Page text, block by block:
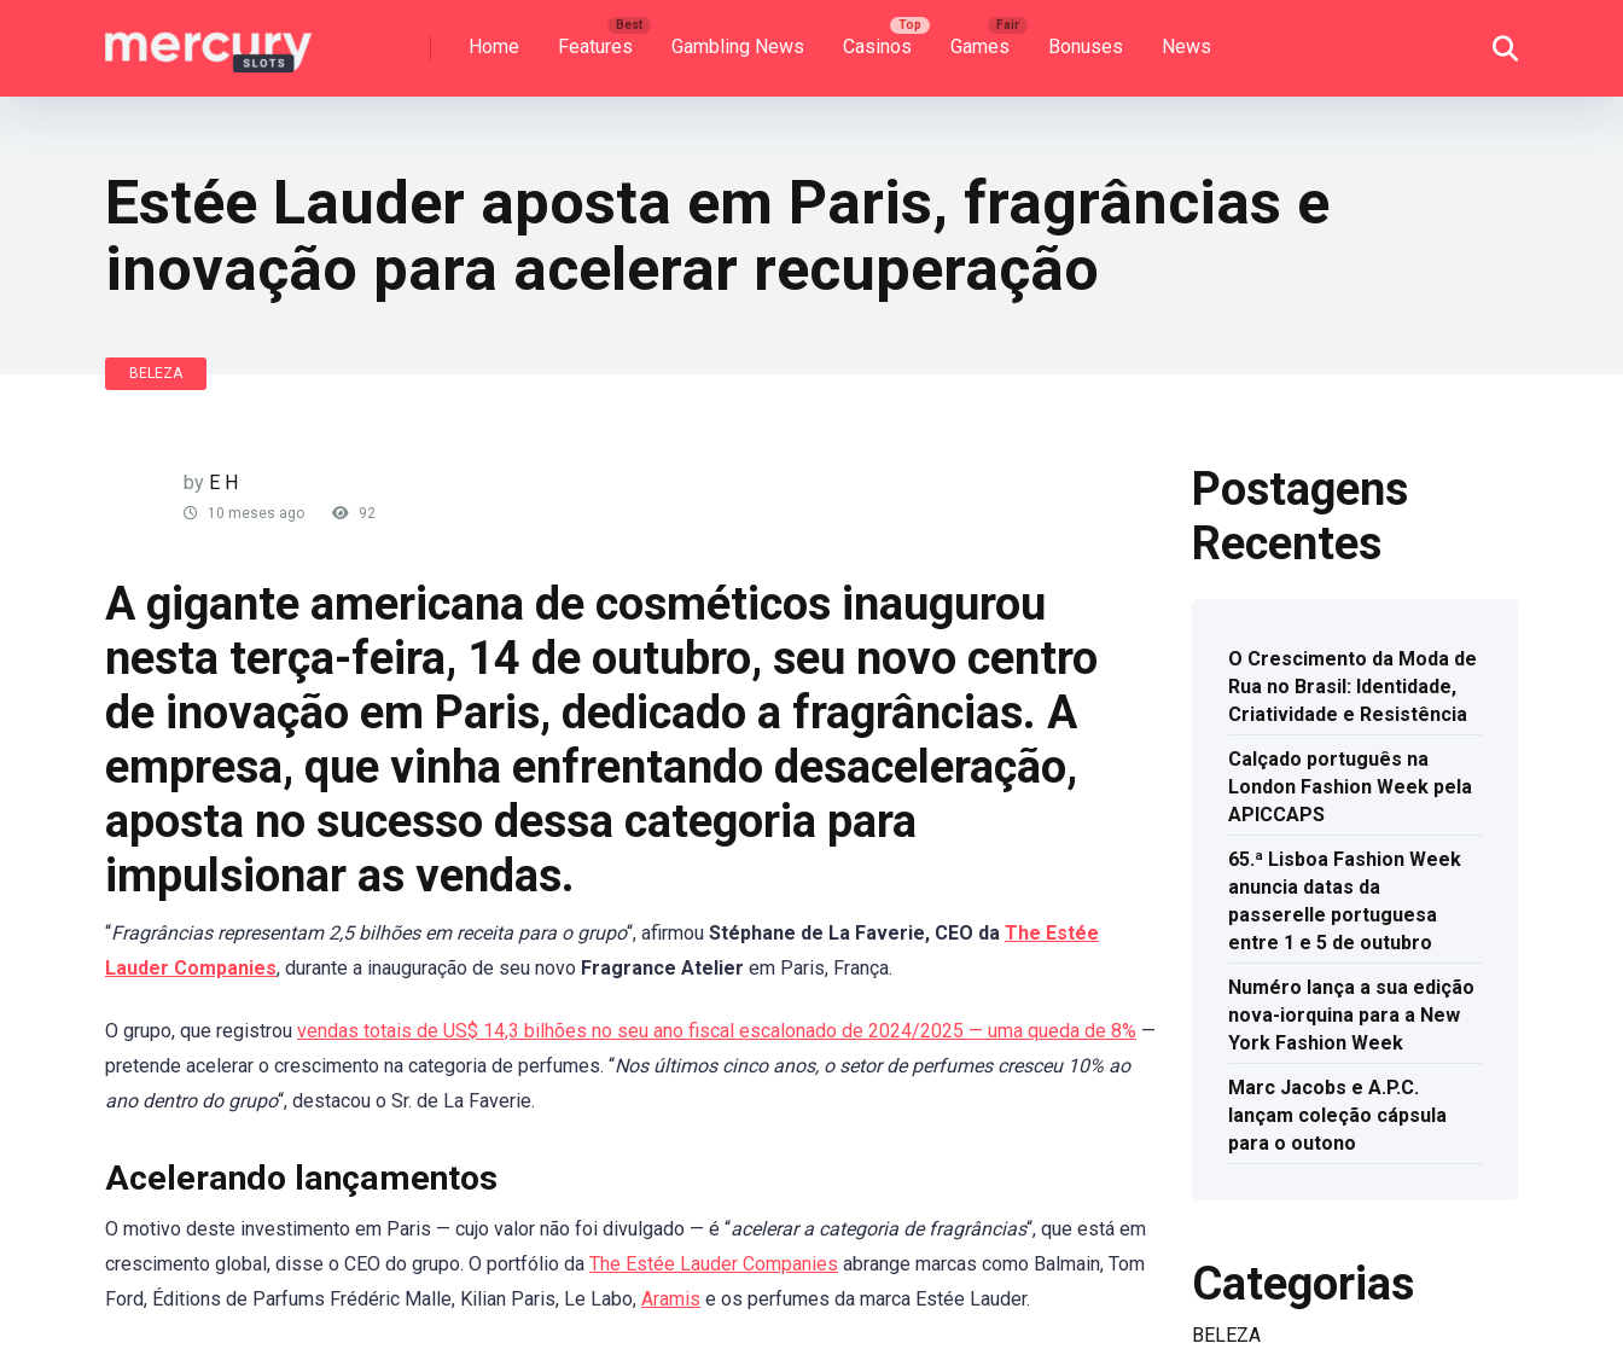
Home Features Gambling News Casinos Games Bonuses News
Estée Lauder aposta em Paris, fragrâncias e
inovação para acelerar recuperação
BELEZA
by E H
10 meses ago 92
A gigante americana de cosméticos inaugurou
nesta terça-feira, 14 de outubro, seu novo centro
de inovação em Paris, dedicado a fragrâncias. A
empresa, que vinha enfrentando desaceleração,
aposta no sucesso dessa categoria para
impulsionar as vendas.
“Fragrâncias representam 2,5 bilhões em receita para o grupo“, afirmou Stéphane de La Faverie, CEO da The Estée
Lauder Companies, durante a inauguração de seu novo Fragrance Atelier em Paris, França.
O grupo, que registrou vendas totais de US$ 14,3 bilhões no seu ano fiscal escalonado de 2024/2025 — uma queda de 8% —
pretende acelerar o crescimento na categoria de perfumes. “Nos últimos cinco anos, o setor de perfumes cresceu 10% ao
ano dentro do grupo“, destacou o Sr. de La Faverie.
Acelerando lançamentos
O motivo deste investimento em Paris — cujo valor não foi divulgado — é “acelerar a categoria de fragrâncias“, que está em
crescimento global, disse o CEO do grupo. O portfólio da The Estée Lauder Companies abrange marcas como Balmain, Tom
Ford, Éditions de Parfums Frédéric Malle, Kilian Paris, Le Labo, Aramis e os perfumes da marca Estée Lauder.
Postagens
Recentes
O Crescimento da Moda de
Rua no Brasil: Identidade,
Criatividade e Resistência
Calçado português na
London Fashion Week pela
APICCAPS
65.ª Lisboa Fashion Week
anuncia datas da
passerelle portuguesa
entre 1 e 5 de outubro
Numéro lança a sua edição
nova-iorquina para a New
York Fashion Week
Marc Jacobs e A.P.C.
lançam coleção cápsula
para o outono
Categorias
BELEZA